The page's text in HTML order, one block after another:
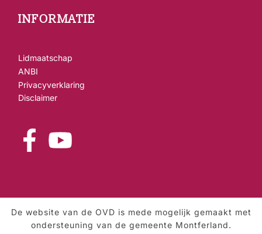
INFORMATIE
Lidmaatschap
ANBI
Privacyverklaring
Disclaimer
De website van de OVD is mede mogelijk gemaakt met
ondersteuning van de gemeente Montferland.